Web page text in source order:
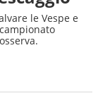
le Vespe e